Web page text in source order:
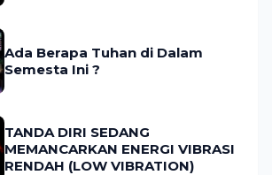
Ada Berapa Tuhan di Dalam
Semesta Ini ?
TANDA DIRI SEDANG
MEMANCARKAN ENERGI VIBRASI
RENDAH (LOW VIBRATION)